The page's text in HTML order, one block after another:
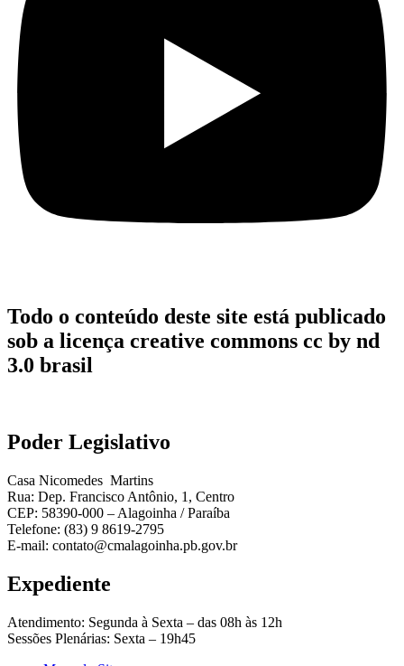
Todo o conteúdo deste site está publicado
sob a licença creative commons cc by nd
3.0 brasil
Poder Legislativo
Casa Nicomedes Martins
Rua: Dep. Francisco Antônio, 1, Centro
CEP: 58390-000 – Alagoinha / Paraíba
Telefone: (83) 9 8619-2795
E-mail: contato@cmalagoinha.pb.gov.br
Expediente
Atendimento: Segunda à Sexta – das 08h às 12h
Sessões Plenárias: Sexta – 19h45